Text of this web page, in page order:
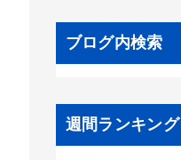
ブログ内検索
週間ランキング